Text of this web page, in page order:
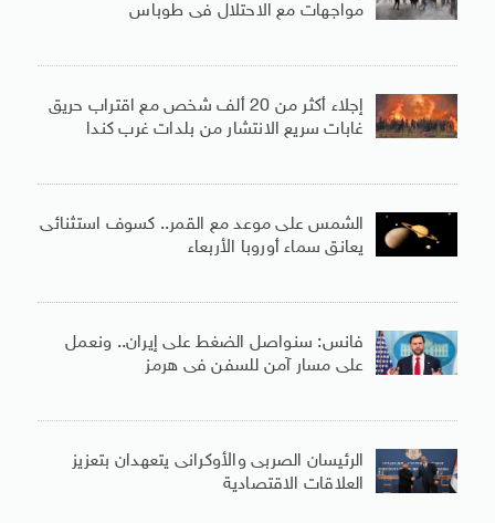
مواجهات مع الاحتلال فى طوباس
إجلاء أكثر من 20 ألف شخص مع اقتراب حريق
غابات سريع الانتشار من بلدات غرب كندا
الشمس على موعد مع القمر.. كسوف استثنائى
يعانق سماء أوروبا الأربعاء
فانس: سنواصل الضغط على إيران.. ونعمل
على مسار آمن للسفن فى هرمز
الرئيسان الصربى والأوكرانى يتعهدان بتعزيز
العلاقات الاقتصادية